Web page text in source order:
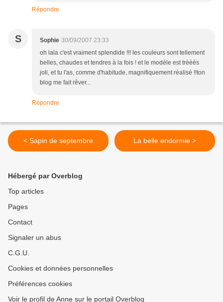
Répondre
S Sophie 30/09/2007 23:33
oh lala c'est vraiment splendide !!! les couleurs sont tellement
belles, chaudes et tendres à la fois ! et le modèle est trèèès
joli, et tu l'as, comme d'habitude, magnifiquement réalisé !!ton
blog me fait rêver...
Répondre
< Sapin de septembre La belle endormie >
Hébergé par Overblog
Top articles
Pages
Contact
Signaler un abus
C.G.U.
Cookies et données personnelles
Préférences cookies
Voir le profil de Anne sur le portail Overblog